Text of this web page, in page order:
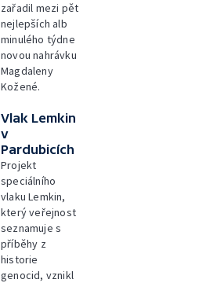
zařadil mezi pět
nejlepších alb
minulého týdne
novou nahrávku
Magdaleny
Kožené.
Vlak Lemkin
v
Pardubicích
Projekt
speciálního
vlaku Lemkin,
který veřejnost
seznamuje s
příběhy z
historie
genocid, vznikl